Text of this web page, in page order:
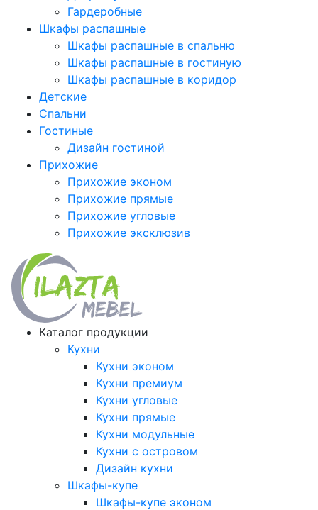
Гардеробные
Шкафы распашные
Шкафы распашные в спальню
Шкафы распашные в гостиную
Шкафы распашные в коридор
Детские
Спальни
Гостиные
Дизайн гостиной
Прихожие
Прихожие эконом
Прихожие прямые
Прихожие угловые
Прихожие эксклюзив
Каталог продукции
Кухни
Кухни эконом
Кухни премиум
Кухни угловые
Кухни прямые
Кухни модульные
Кухни с островом
Дизайн кухни
Шкафы-купе
Шкафы-купе эконом